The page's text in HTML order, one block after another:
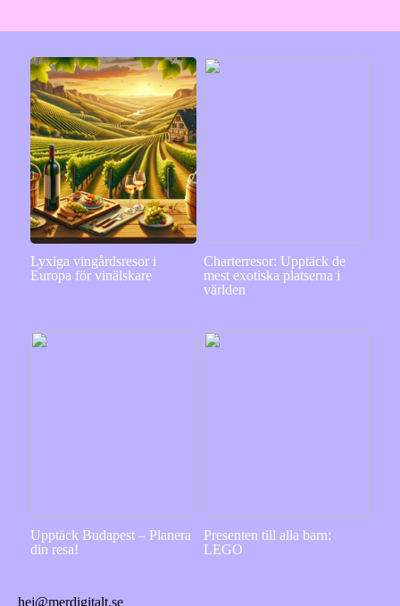
Lyxiga vingårdsresor i
Europa för vinälskare
Charterresor: Upptäck de
mest exotiska platserna i
världen
Upptäck Budapest – Planera
din resa!
Presenten till alla barn:
LEGO
hej@merdigitalt.se